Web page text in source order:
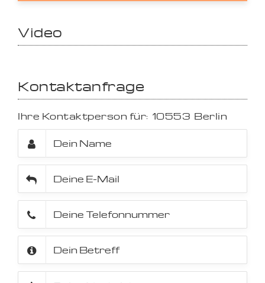
Video
Kontaktanfrage
Ihre Kontaktperson für: 10553 Berlin